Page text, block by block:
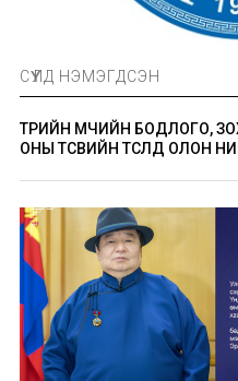
СҮҮЛД НЭМЭГДСЭН
ТӨРИЙН ӨМЧИЙН БОДЛОГО,
ОНЫ ТӨСВИЙН ТӨСӨЛД ОЛОН